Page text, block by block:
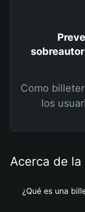
Como
los
Acerca de
¿Qué es una